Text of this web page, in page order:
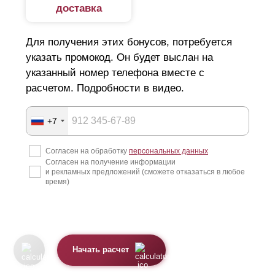
доставка
Для получения этих бонусов, потребуется
указать промокод. Он будет выслан на
указанный номер телефона вместе с
расчетом. Подробности в видео.
+7
Согласен на обработку персональных данных
Согласен на получение информации
и рекламных предложений (сможете отказаться в любое
время)
Начать расчет